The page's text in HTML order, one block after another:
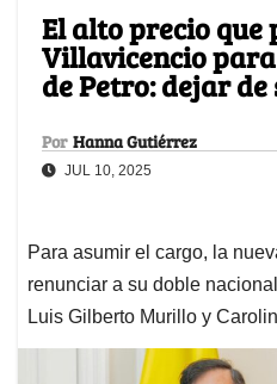
El alto precio que
Villavicencio
de Petro: dejar
Por Hanna Gutiérrez
JUL 10, 2025
Para asumir el cargo, la
renunciar a su doble
Luis Gilberto Murillo y